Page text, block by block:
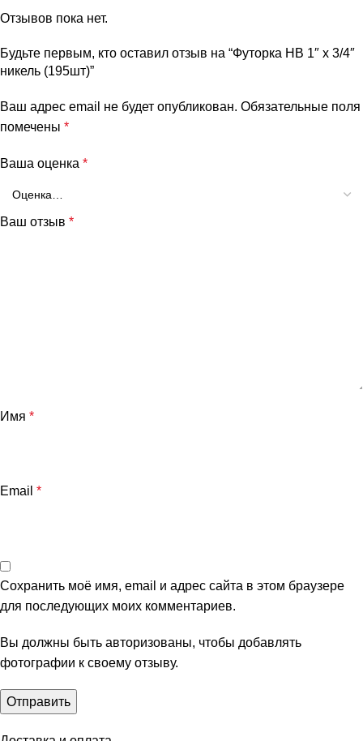
Отзывов пока нет.
Будьте первым, кто оставил отзыв на “Футорка НB 1″ х 3/4″
никель (195шт)”
Ваш адрес email не будет опубликован. Обязательные поля
помечены *
Ваша оценка *
Ваш отзыв *
Имя *
Email *
Сохранить моё имя, email и адрес сайта в этом браузере
для последующих моих комментариев.
Вы должны быть авторизованы, чтобы добавлять
фотографии к своему отзыву.